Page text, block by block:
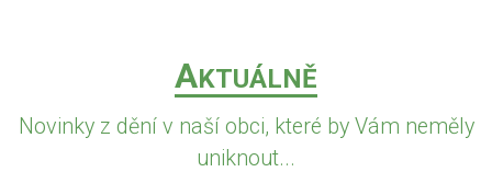
AKTUÁLNĚ
Novinky z dění v naší obci, které by Vám neměly
uniknout...